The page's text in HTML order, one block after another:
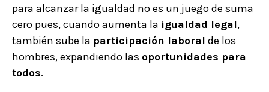
para alcanzar la igualdad no es un juego de suma
cero pues, cuando aumenta la igualdad legal,
también sube la participación laboral de los
hombres, expandiendo las oportunidades para
todos.